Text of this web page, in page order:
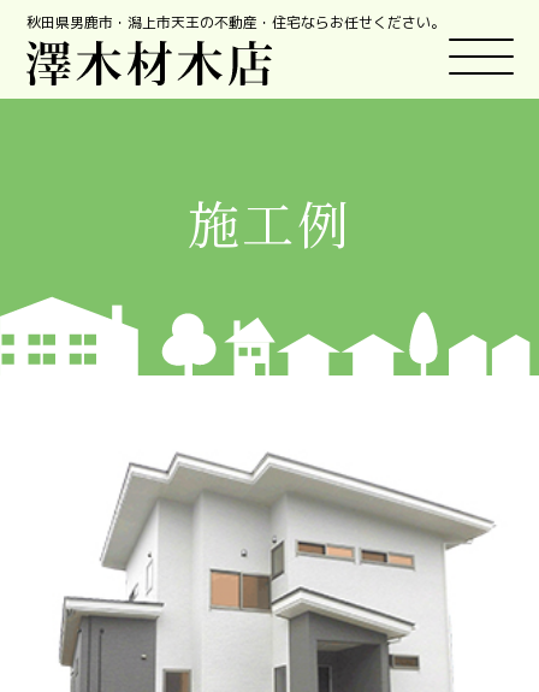
秋田県男鹿市・潟上市天王の不動産・住宅ならお任せください。
施工例